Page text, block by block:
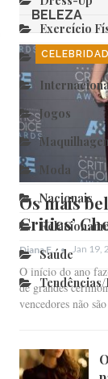
BELEZA
Os mais
Critics’
Diana F. Jan 19,
O início do ano
de grandes
vencedores não
Exercício
Fim
Jogos
Moda
Nacionais
Saúde